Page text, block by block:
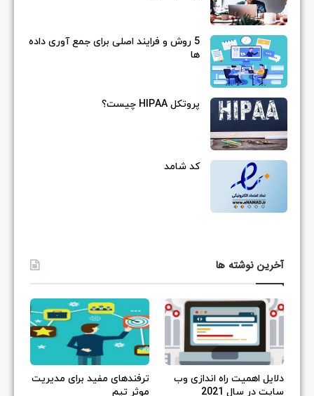
5 روش و فرایند اصلی برای جمع آوری داده
ها
پروتکل HIPAA چیست؟
کد شامد
آخرین نوشته ها
دلایل اهمیت راه اندازی وب
سایت در سال 2021
ترفندهای مفید برای مدیریت
موثر تیم